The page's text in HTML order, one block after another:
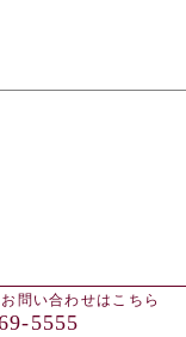
問い合わせはこちら
5555